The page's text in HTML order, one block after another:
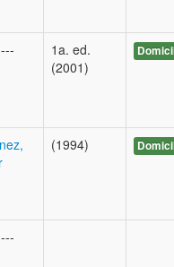
1a. ed.
(2001)
(1994)